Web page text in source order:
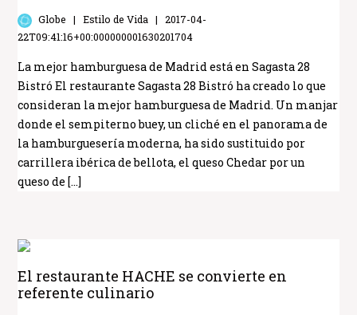
Globe Estilo de Vida
2017-04-
22T09:41:16+00:000000001630201704
La mejor hamburguesa de Madrid está en Sagasta 28
Bistró El restaurante Sagasta 28 Bistró ha creado lo que
consideran la mejor hamburguesa de Madrid. Un manjar
donde el sempiterno buey, un cliché en el panorama de
la hamburguesería moderna, ha sido sustituido por
carrillera ibérica de bellota, el queso Chedar por un
queso de […]
El restaurante HACHE se convierte en
referente culinario